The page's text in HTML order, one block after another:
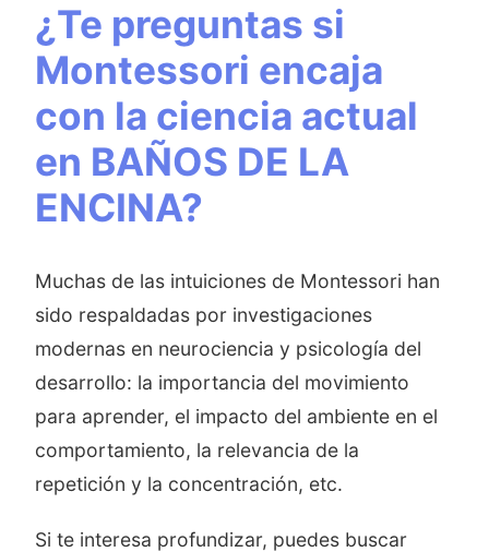
¿Te preguntas si
Montessori encaja
con la ciencia actual
en BAÑOS DE LA
ENCINA?
Muchas de las intuiciones de Montessori han
sido respaldadas por investigaciones
modernas en neurociencia y psicología del
desarrollo: la importancia del movimiento
para aprender, el impacto del ambiente en el
comportamiento, la relevancia de la
repetición y la concentración, etc.
Si te interesa profundizar, puedes buscar